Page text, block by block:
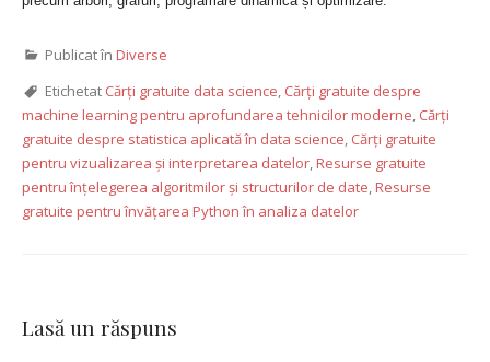
Publicat în Diverse
Etichetat Cărți gratuite data science, Cărți gratuite despre
machine learning pentru aprofundarea tehnicilor moderne, Cărți
gratuite despre statistica aplicată în data science, Cărți gratuite
pentru vizualizarea și interpretarea datelor,Resurse gratuite
pentru înțelegerea algoritmilor și structurilor de date,Resurse
gratuite pentru învățarea Python în analiza datelor
Lasă un răspuns